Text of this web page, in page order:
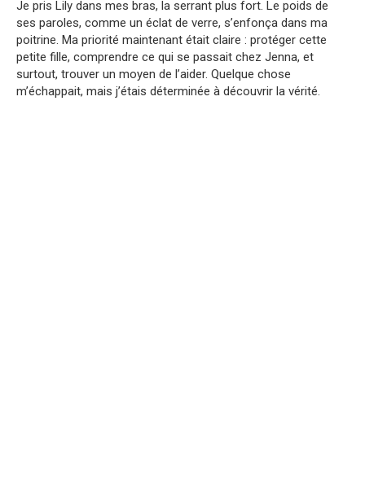
Je pris Lily dans mes bras, la serrant plus fort. Le poids de
ses paroles, comme un éclat de verre, s’enfonça dans ma
poitrine. Ma priorité maintenant était claire : protéger cette
petite fille, comprendre ce qui se passait chez Jenna, et
surtout, trouver un moyen de l’aider. Quelque chose
m’échappait, mais j’étais déterminée à découvrir la vérité.